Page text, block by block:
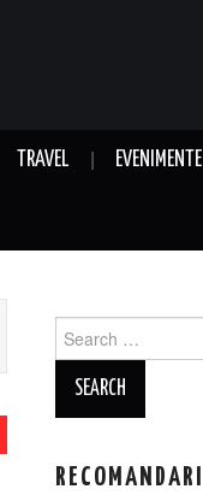
TRAVEL EVENIMENTE
for:
RECOMANDARI